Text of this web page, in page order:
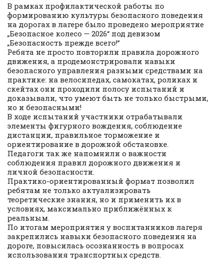
В рамках профилактической работы по
формированию культуры безопасного поведения
на дорогах в лагере было проведено мероприятие
„Безопасное колесо — 2026“ под девизом
„Безопасность прежде всего!“
Ребята не просто повторили правила дорожного
движения, а продемонстрировали навыки
безопасного управления разными средствами на
практике: на велосипедах, самокатах, роликах и
скейтах они проходили полосу испытаний и
доказывали, что умеют быть не только быстрыми,
но и безопасными!
В ходе испытаний участники отрабатывали
элементы фигурного вождения, соблюдение
дистанции, правильное торможение и
ориентирование в дорожной обстановке.
Педагоги так же напомнили о важности
соблюдения правил дорожного движения и
личной безопасности.
Практико-ориентированный формат позволил
ребятам не только актуализировать
теоретические знания, но и применить их в
условиях, максимально приближённых к
реальным.
По итогам мероприятия у воспитанников лагеря
закрепились навыки безопасного поведения на
дороге, повысилась осознанность в вопросах
использования транспортных средств.